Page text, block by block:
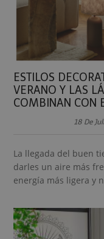
ESTILOS
VERANO Y LAS
COMBINAN CON
18 De
La llegada del buen
darles un aire más
energía más ligera y